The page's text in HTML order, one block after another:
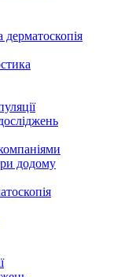
додому